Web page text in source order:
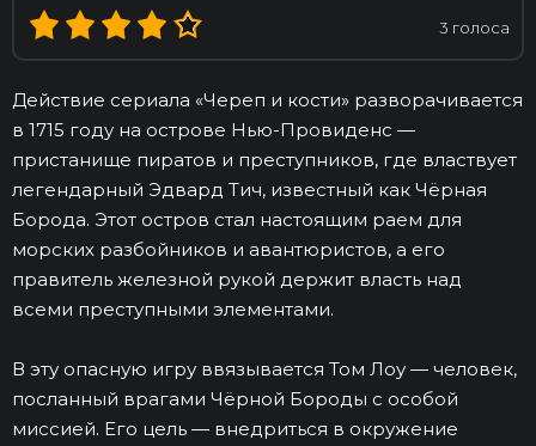
3 голоса
Действие сериала «Череп и кости» разворачивается
в 1715 году на острове Нью-Провиденс —
пристанище пиратов и преступников, где властвует
легендарный Эдвард Тич, известный как Чёрная
Борода. Этот остров стал настоящим раем для
морских разбойников и авантюристов, а его
правитель железной рукой держит власть над
всеми преступными элементами.
В эту опасную игру ввязывается Том Лоу — человек,
посланный врагами Чёрной Бороды с особой
миссией. Его цель — внедриться в окружение